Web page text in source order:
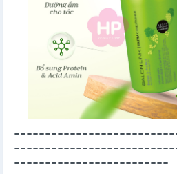
-------------------------